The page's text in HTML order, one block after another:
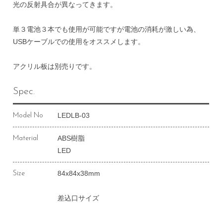
光の反射具合が異なってきます。
単３電池３本でも使用が可能ですが電池の消耗が激しい為、
USBケーブルでの使用をオススメします。
アクリル板は別売りです。
Spec.
Model No LEDLB-03
Material
ABS樹脂
LED
Size 84x84x38mm
差込口サイズ